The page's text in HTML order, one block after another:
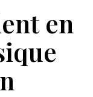
en